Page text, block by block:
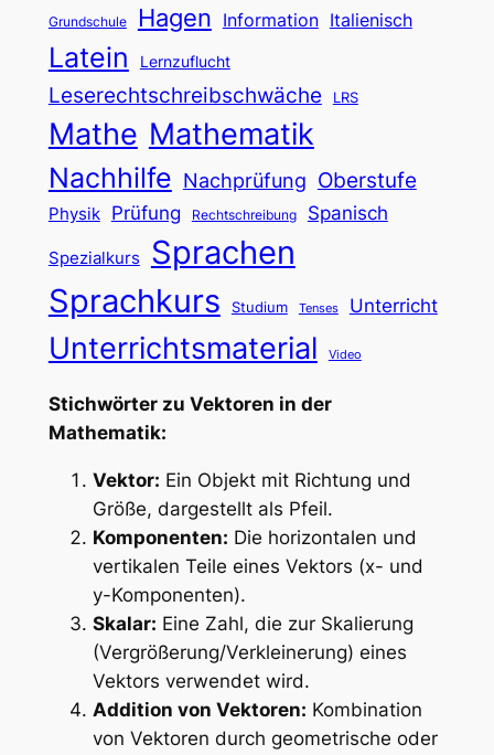
Grundschule Hagen Information Italienisch
Latein Lernzuflucht
Leserechtschreibschwäche LRS
Mathe Mathematik
Nachhilfe Nachprüfung Oberstufe
Physik Prüfung Rechtschreibung Spanisch
Spezialkurs
Sprachen
Sprachkurs
Studium Tenses Unterricht
Unterrichtsmaterial Video
Stichwörter zu Vektoren in der
Mathematik:
Vektor: Ein Objekt mit Richtung und
Größe, dargestellt als Pfeil.
Komponenten: Die horizontalen und
vertikalen Teile eines Vektors (x- und
y-Komponenten).
Skalar: Eine Zahl, die zur Skalierung
(Vergrößerung/Verkleinerung) eines
Vektors verwendet wird.
Addition von Vektoren: Kombination
von Vektoren durch geometrische oder